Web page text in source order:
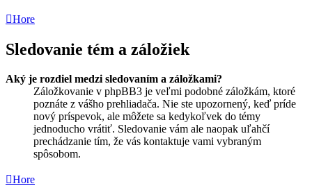
Hore
Sledovanie tém a záložiek
Aký je rozdiel medzi sledovaním a záložkami?
Záložkovanie v phpBB3 je veľmi podobné záložkám, ktoré
poznáte z vášho prehliadača. Nie ste upozornený, keď príde
nový príspevok, ale môžete sa kedykoľvek do témy
jednoducho vrátiť. Sledovanie vám ale naopak uľahčí
prechádzanie tím, že vás kontaktuje vami vybraným
spôsobom.
Hore